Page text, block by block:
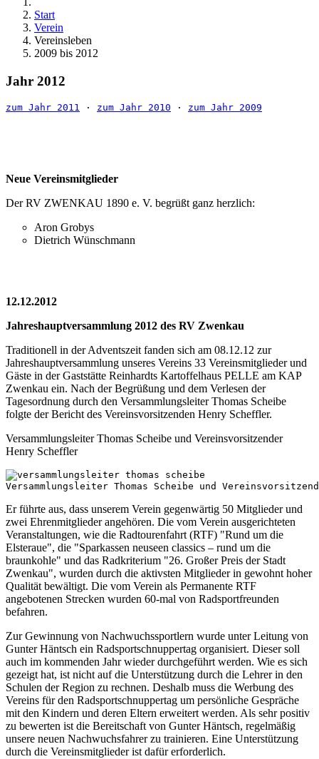
Start
Verein
Vereinsleben
2009 bis 2012
Jahr 2012
zum Jahr 2011 · zum Jahr 2010 · zum Jahr 2009
Neue Vereinsmitglieder
Der RV ZWENKAU 1890 e. V. begrüßt ganz herzlich:
Aron Grobys
Dietrich Wünschmann
12.12.2012
Jahreshauptversammlung 2012 des RV Zwenkau
Traditionell in der Adventszeit fanden sich am 08.12.12 zur
Jahreshauptversammlung unseres Vereins 33 Vereinsmitglieder und
Gäste in der Gaststätte Reinhardts Kartoffelhaus PELLE am KAP
Zwenkau ein. Nach der Begrüßung und dem Verlesen der
Tagesordnung durch den Versammlungsleiter Thomas Scheibe
folgte der Bericht des Vereinsvorsitzenden Henry Scheffler.
Versammlungsleiter Thomas Scheibe und Vereinsvorsitzender
Henry Scheffler
Versammlungsleiter Thomas Scheibe und
Er führte aus, dass unserem Verein gegenwärtig 50 Mitglieder und
zwei Ehrenmitglieder angehören. Die vom Verein ausgerichteten
Veranstaltungen, wie die Radtourenfahrt (RTF) "Rund um die
Elsteraue", die "Sparkassen neuseen classics – rund um die
braunkohle" und das Radkriterium "26. Großer Preis der Stadt
Zwenkau", wurden durch die aktivsten Mitglieder in gewohnt hoher
Qualität bewältigt. Die vom Verein als Permanente RTF
angebotenen Strecken wurden 60-mal von Radsportfreunden
befahren.
Zur Gewinnung von Nachwuchssportlern wurde unter Leitung von
Gunter Häntsch ein Radsportschnuppertag organisiert. Dieser soll
auch im kommenden Jahr wieder durchgeführt werden. Wie es sich
gezeigt hat, ist nicht auf die Unterstützung durch die Lehrer in den
Schulen der Region zu rechnen. Deshalb muss die Werbung des
Vereins für den Radsportschnuppertag um persönliche Gespräche
mit den Kindern und deren Eltern erweitert werden. Als sehr positiv
zu bewerten ist die Bereitschaft von Gunter Häntsch, regelmäßig
unsere neuen Nachwuchsfahrer zu trainieren. Eine Unterstützung
durch die Vereinsmitglieder ist dafür erforderlich.